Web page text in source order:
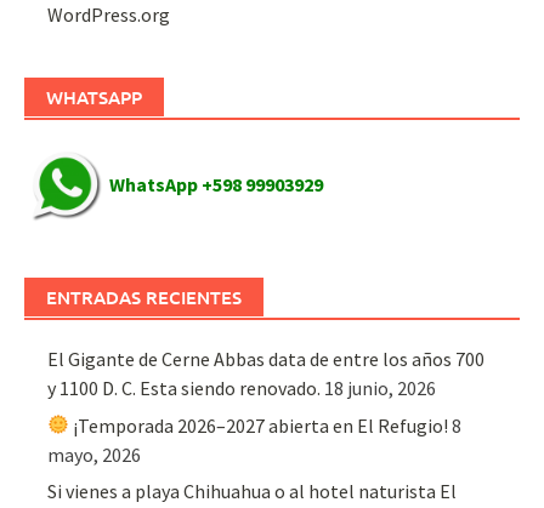
WordPress.org
WHATSAPP
WhatsApp +598 99903929
ENTRADAS RECIENTES
El Gigante de Cerne Abbas data de entre los años 700
y 1100 D. C. Esta siendo renovado. 18 junio, 2026
¡Temporada 2026–2027 abierta en El Refugio! 8
mayo, 2026
Si vienes a playa Chihuahua o al hotel naturista El